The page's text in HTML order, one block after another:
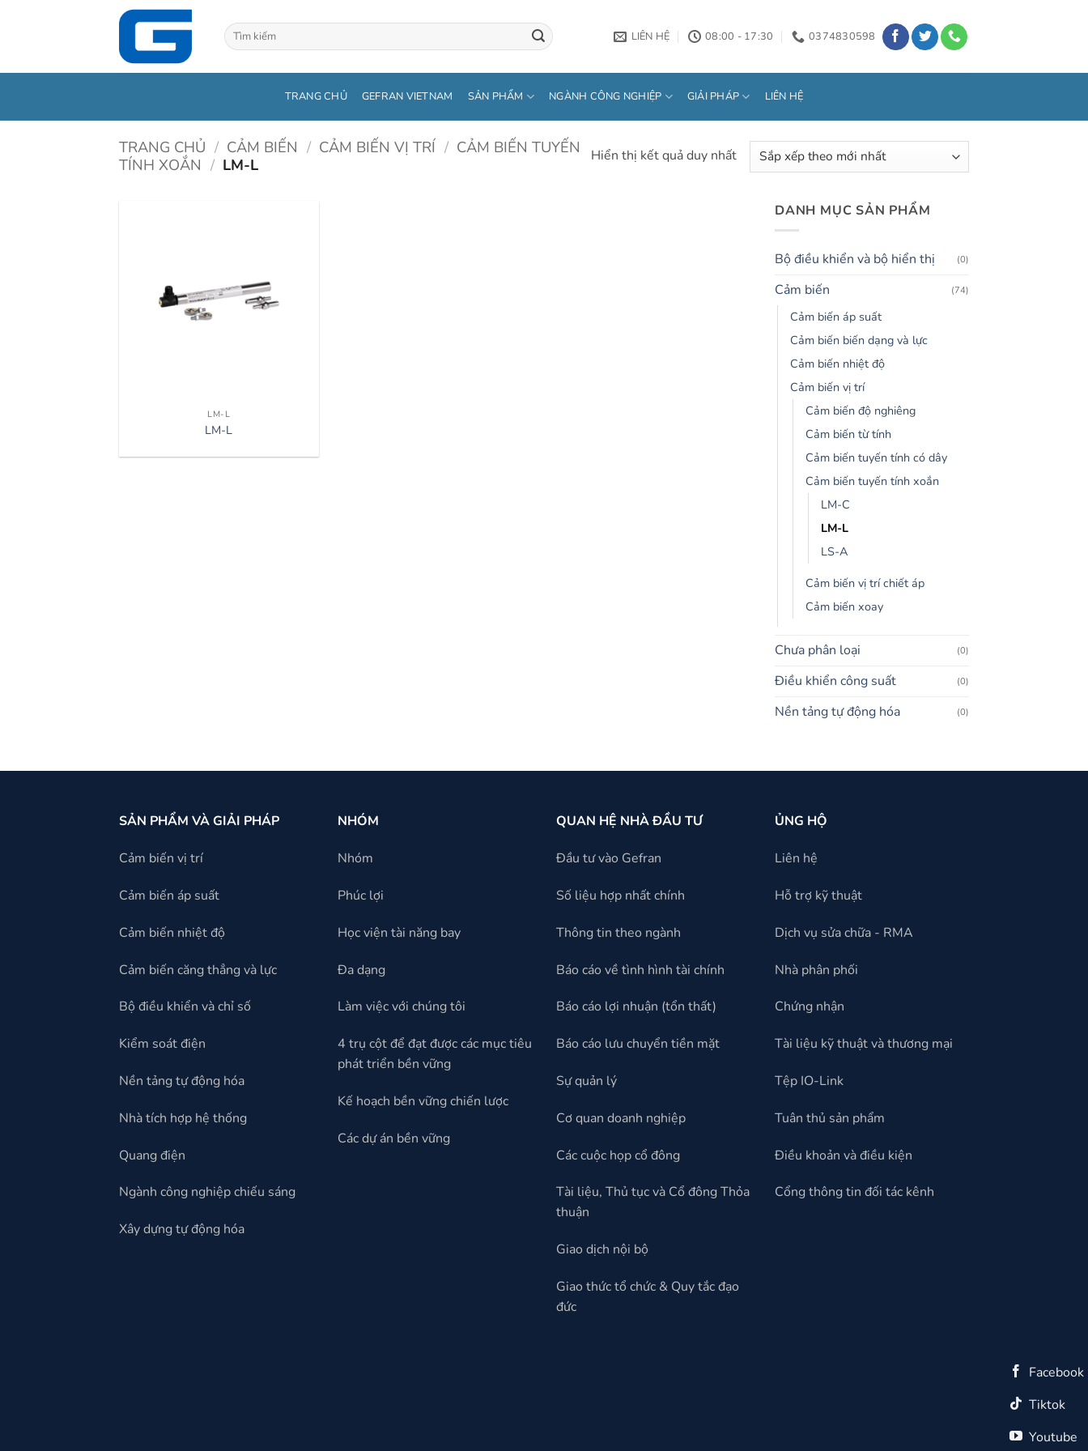
dung
Tìm
kiếm:
LIÊN HỆ 08:00 - 17:30 0374830598
TRANG CHỦ GEFRAN VIETNAM SẢN PHẨM NGÀNH CÔNG NGHIỆP GIẢI PHÁP LIÊN HỆ
TRANG CHỦ / CẢM BIẾN / CẢM BIẾN VỊ TRÍ / CẢM BIẾN TUYẾN
TÍNH XOẮN / LM-L Hiển thị kết quả duy nhất
LM-L
LM-L
DANH MỤC SẢN PHẨM
Bộ điều khiển và bộ hiển thị (0)
Cảm biến (74)
Cảm biến áp suất
Cảm biến biến dạng và lực
Cảm biến nhiệt độ
Cảm biến vị trí
Cảm biến độ nghiêng
Cảm biến từ tính
Cảm biến tuyến tính có dây
Cảm biến tuyến tính xoắn
LM-C
LM-L
LS-A
Cảm biến vị trí chiết áp
Cảm biến xoay
Chưa phân loại (0)
Điều khiển công suất (0)
Nền tảng tự động hóa (0)
SẢN PHẨM VÀ GIẢI PHÁP
Cảm biến vị trí
Cảm biến áp suất
Cảm biến nhiệt độ
Cảm biến căng thẳng và lực
Bộ điều khiển và chỉ số
Kiểm soát điện
Nền tảng tự động hóa
Nhà tích hợp hệ thống
Quang điện
Ngành công nghiệp chiếu sáng
Xây dựng tự động hóa
NHÓM
Nhóm
Phúc lợi
Học viện tài năng bay
Đa dạng
Làm việc với chúng tôi
4 trụ cột để đạt được các mục tiêu
phát triển bền vững
Kế hoạch bền vững chiến lược
Các dự án bền vững
QUAN HỆ NHÀ ĐẦU TƯ
Đầu tư vào Gefran
Số liệu hợp nhất chính
Thông tin theo ngành
Báo cáo về tình hình tài chính
Báo cáo lợi nhuận (tổn thất)
Báo cáo lưu chuyển tiền mặt
Sự quản lý
Cơ quan doanh nghiệp
Các cuộc họp cổ đông
Tài liệu, Thủ tục và Cổ đông Thỏa
thuận
Giao dịch nội bộ
Giao thức tổ chức & Quy tắc đạo
đức
ỦNG HỘ
Liên hệ
Hỗ trợ kỹ thuật
Dịch vụ sửa chữa - RMA
Nhà phân phối
Chứng nhận
Tài liệu kỹ thuật và thương mại
Tệp IO-Link
Tuân thủ sản phẩm
Điều khoản và điều kiện
Cổng thông tin đối tác kênh
Facebook
Tiktok
Youtube